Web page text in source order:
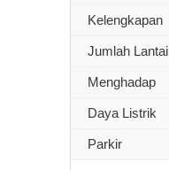
Kelengkapan
Jumlah Lantai
Menghadap
Daya Listrik
Parkir